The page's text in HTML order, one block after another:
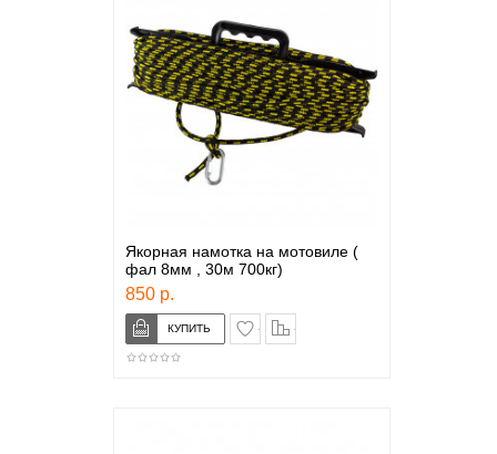
Якорная намотка на мотовиле (
фал 8мм , 30м 700кг)
850 р.
в закладки